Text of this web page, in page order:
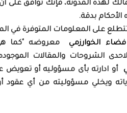
لهذه المدونه، فإنك توافق على
الأحكام بدقة.
على المعلومات المتوفرة في
فضاء الخوارزمي معروضه "كما
الشروحات والمقالات
أو ادارته بأى مسؤوليه أو تعويض
ويخلي مسؤوليته من أي عقود